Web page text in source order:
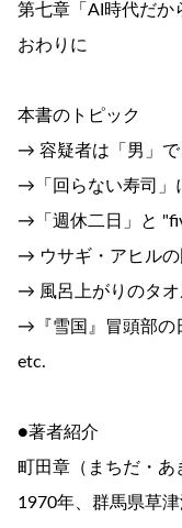
第七章「AI時代だか
おわりに
本書のトピック
→ 容疑者は「男」で
→「回らない寿司」
→「週休二日」と
→ ウサギ・アヒル
→ 風呂上がりのタ
→『雪国』冒頭部の
etc.
●著者紹介
町田章（まちだ・あ
1970年、群馬県草